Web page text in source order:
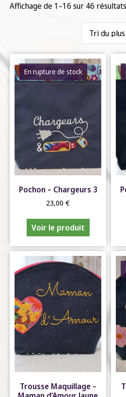
Affichage de 1–16 sur 46 résultats
En rupture de stock
Pochon – Chargeurs 3
23,00 €
Voir le produit
Trousse Maquillage –